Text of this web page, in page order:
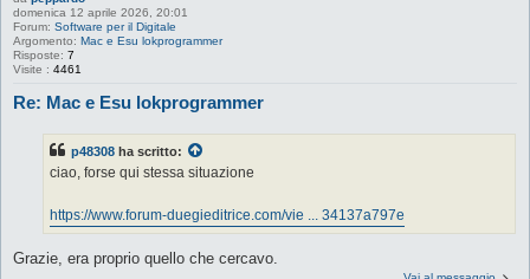
domenica 12 aprile 2026, 20:01
Forum: Software per il Digitale
Argomento: Mac e Esu lokprogrammer
Risposte: 7
Visite : 4461
Re: Mac e Esu lokprogrammer
p48308 ha scritto:
ciao, forse qui stessa situazione
https://www.forum-duegieditrice.com/vie ... 34137a797e
Grazie, era proprio quello che cercavo.